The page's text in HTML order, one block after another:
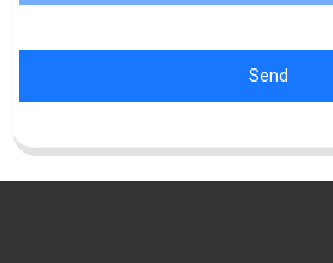
Send